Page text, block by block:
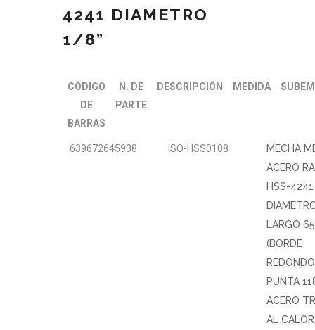
4241 DIAMETRO
1/8”
CÓDIGO
DE
BARRAS
N. DE
PARTE
DESCRIPCIÓN MEDIDA
639672645938 ISO-HSS0108
MECHA
ACERO
HSS-4241
LARGO
(BORDE
PUNTA
ACERO
AL CALOR